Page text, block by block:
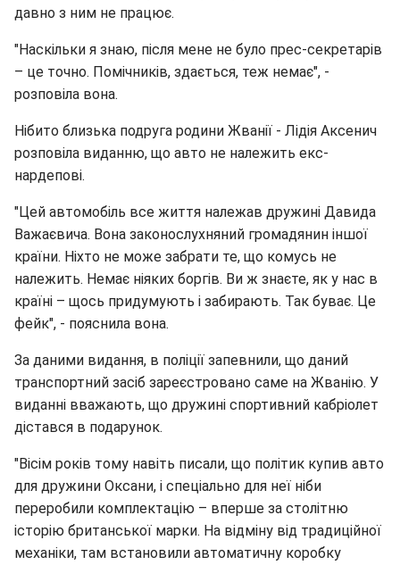
давно з ним не працює.
"Наскільки я знаю, після мене не було прес-секретарів
– це точно. Помічників, здається, теж немає", -
розповіла вона.
Нібито близька подруга родини Жванії - Лідія Аксенич
розповіла виданню, що авто не належить екс-
нардепові.
"Цей автомобіль все життя належав дружині Давида
Важаєвича. Вона законослухняний громадянин іншої
країни. Ніхто не може забрати те, що комусь не
належить. Немає ніяких боргів. Ви ж знаєте, як у нас в
країні – щось придумують і забирають. Так буває. Це
фейк", - пояснила вона.
За даними видання, в поліції запевнили, що даний
транспортний засіб зареєстровано саме на Жванію. У
виданні вважають, що дружині спортивний кабріолет
дістався в подарунок.
"Вісім років тому навіть писали, що політик купив авто
для дружини Оксани, і спеціально для неї ніби
переробили комплектацію – вперше за столітню
історію британської марки. На відміну від традиційної
механіки, там встановили автоматичну коробку